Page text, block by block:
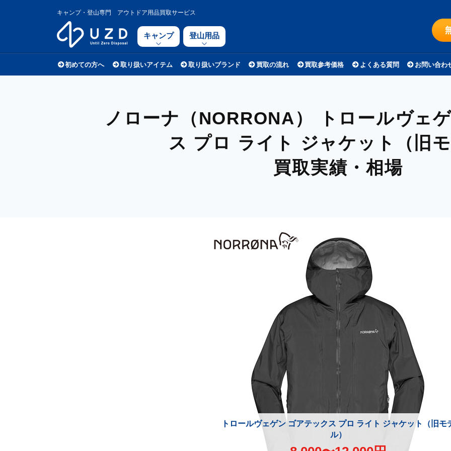
キャンプ・登山専門 アウトドア用品買取サービス
キャンプ 登山用品
初めての方へ 取り扱いアイテム 取り扱いブランド 買取の流れ 買取参考価格 よくある質問 お問い合わ
ノローナ（NORRONA）
トロールヴェ
ス プロ ライト ジャケット（旧
買取実績・相場
トロールヴェゲン ゴアテックス プロ ライト ジャケット（旧モ
ル）